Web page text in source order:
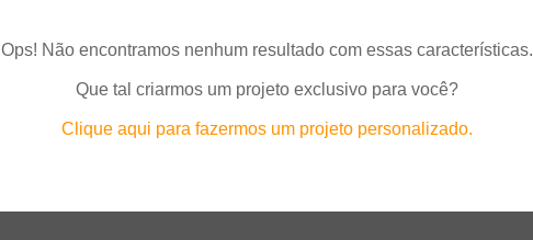
Ops! Não encontramos nenhum resultado com essas características.
Que tal criarmos um projeto exclusivo para você?
Clique aqui para fazermos um projeto personalizado.